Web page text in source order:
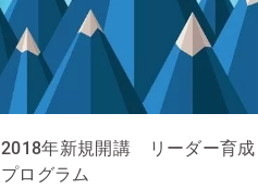
2018年新規開講 リーダー育成
プログラム